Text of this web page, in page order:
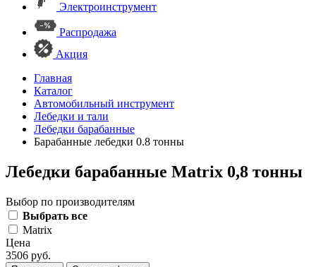
Электроинструмент
Распродажа
Акция
Главная
Каталог
Автомобильный инструмент
Лебедки и тали
Лебедки барабанные
Барабанные лебедки 0.8 тонны
Лебедки барабанные Matrix 0,8 тонны
Выбор по производителям
Выбрать все
Matrix
Цена
3506 руб.